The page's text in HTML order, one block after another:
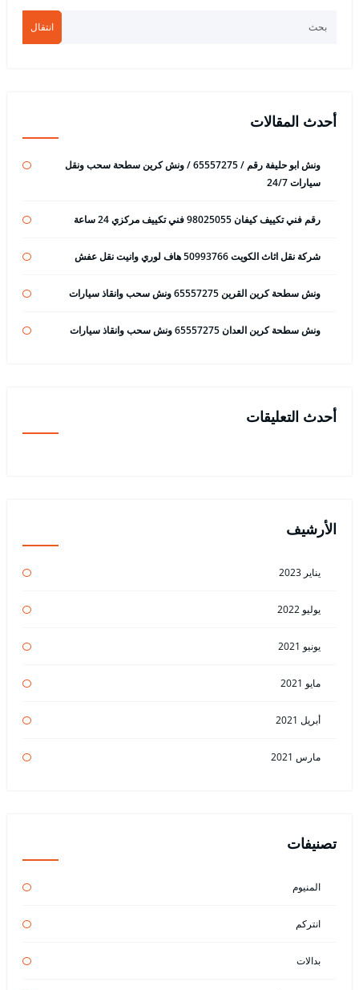
انتقال
أحدث المقالات
ونش ابو حليفة رقم / 65557275 / ونش كرين سطحة سحب ونقل
سيارات 24/7
رقم فني تكييف كيفان 98025055 فني تكييف مركزي 24 ساعة
شركة نقل اثاث الكويت 50993766 هاف لوري وانيت نقل عفش
ونش سطحة كرين القرين 65557275 ونش سحب وانقاذ سيارات
ونش سطحة كرين العدان 65557275 ونش سحب وانقاذ سيارات
أحدث التعليقات
الأرشيف
يناير 2023
يوليو 2022
يونيو 2021
مايو 2021
أبريل 2021
مارس 2021
تصنيفات
المنيوم
انتركم
بدالات